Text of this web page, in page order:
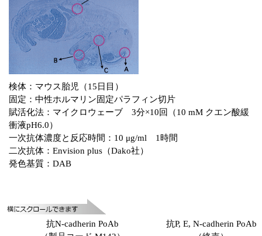
テクニカルサポートライン
機器ソフトウェア・ベクター配列ダウンロード
ラーニングセンター
実験ガイド
遺伝子検査ガイド（食品・水質・家畜他）
NGSポータルサイト
幹細胞・再生医療研究ガイド
細胞選択ガイド
エピジェネティクス実験ガイド
検体：マウス胎児（15日目）
固定：中性ホルマリン固定パラフィン切片
賦活化法：マイクロウェーブ 3分×10回（10 mM クエン酸緩
衝液pH6.0）
一次抗体濃度と反応時間：10 μg/ml 1時間
二次抗体：Envision plus（Dako社）
発色基質：DAB
抗N-cadherin PoAb
抗P, E, N-cadherin PoAb